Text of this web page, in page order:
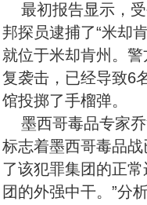
最初报告显示，
邦探员逮捕了“米却
就位于米却肯州。
复袭击，已经导致6
馆投掷了手榴弹。
墨西哥毒品专家
标志着墨西哥毒品
了该犯罪集团的正
团的外强中干。”分